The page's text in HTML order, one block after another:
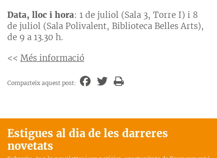
Data, lloc i hora: 1 de juliol (Sala 3, Torre I) i 8
de juliol (Sala Polivalent, Biblioteca Belles Arts),
de 9 a 13.30 h.
<< Més informació
Comparteix aquest post:
Estigues al dia de les darreres
novetats